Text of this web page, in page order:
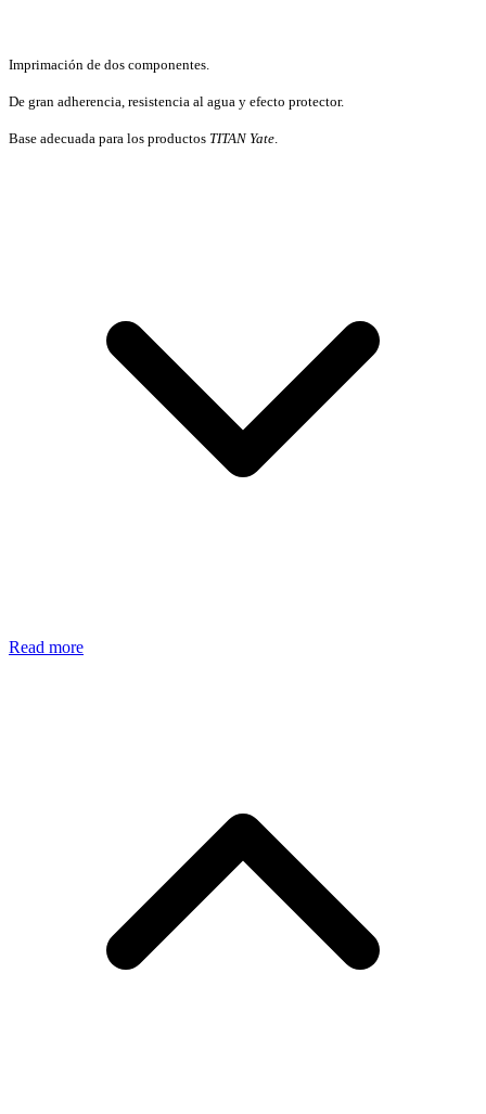
Imprimación de dos componentes.
De gran adherencia, resistencia al agua y efecto protector.
Base adecuada para los productos TITAN Yate
Read more